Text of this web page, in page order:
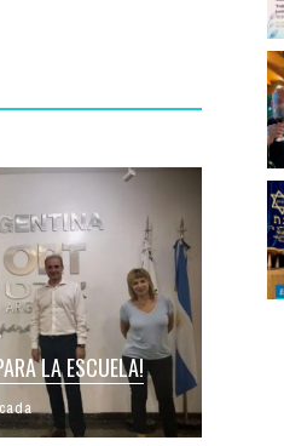
LA ESCUELA!
un acuerdo
y nuestra